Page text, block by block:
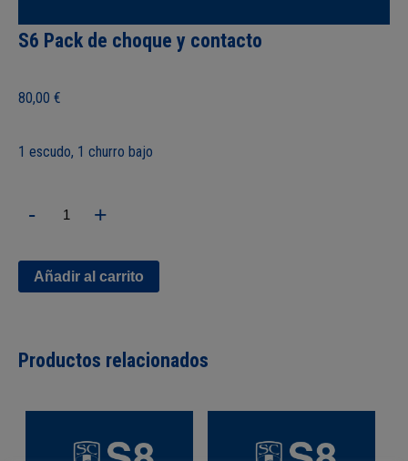
S6 Pack de choque y contacto
80,00 €
1 escudo, 1 churro bajo
-
Pack
y
contacto
cantidad
+
Añadir al carrito
Productos relacionados